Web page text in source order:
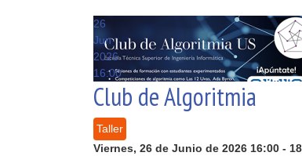
26
Jun
2026
16:00
Club de Algoritmia
Taller
Viernes, 26 de Junio de 2026 16:00 -